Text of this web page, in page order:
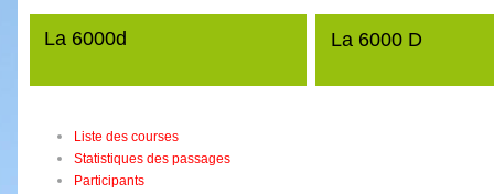
La 6000d La 6000 D
Liste des courses
Statistiques des passages
Participants